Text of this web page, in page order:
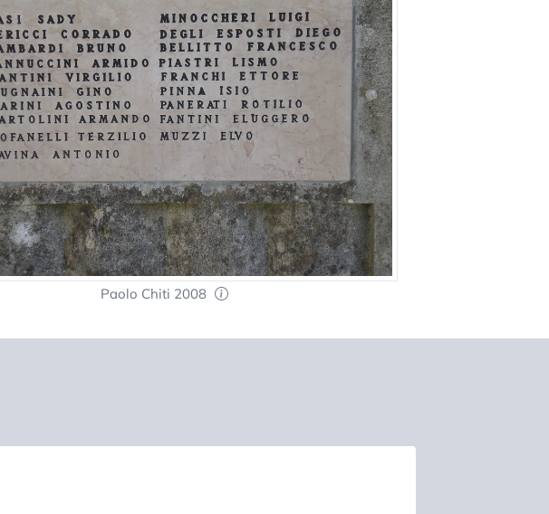
Paolo Chiti 2008